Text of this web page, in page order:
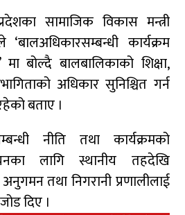
सामाजिक विकास मन्त्री
कार्यक्रम
बोल्दै बालबालिकाको शिक्षा,
अधिकार सुनिश्चित गर्न
बताए ।
नीति तथा कार्यक्रमको
लागि स्थानीय तहदेखि
तथा निगरानी प्रणालीलाई
दिए ।